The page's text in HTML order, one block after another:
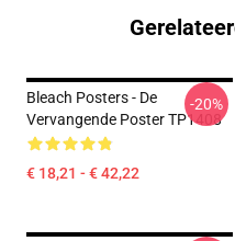
Bleach Posters - De
Vervangende Poster TP1408
€ 18,21 - € 42,22
-20%